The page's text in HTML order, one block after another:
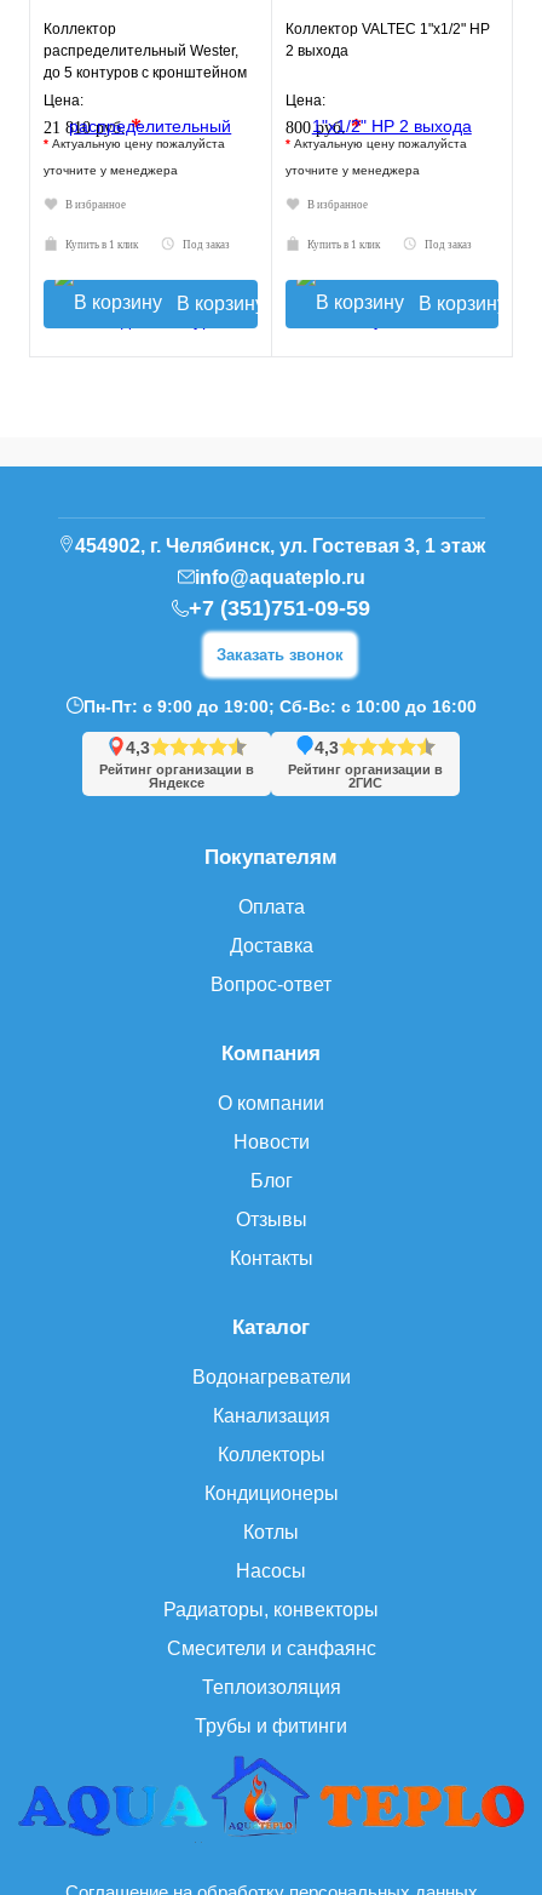
Коллектор
распределительный Wester,
до 5 контуров с кронштейном
0-050120
Цена:
21 810 руб.*
* Актуальную цену пожалуйста
уточните у менеджера
В избранное
Купить в 1 клик Под заказ
В корзину
Коллектор VALTEC 1"х1/2" НР
2 выхода
Цена:
800 руб.*
* Актуальную цену пожалуйста
уточните у менеджера
В избранное
Купить в 1 клик Под заказ
В корзину
Каталог
Водонагреватели
Канализация
Коллекторы
Кондиционеры
Котлы
Насосы
Радиаторы, конвекторы
Смесители и санфаянс
Теплоизоляция
Трубы и фитинги
Компания
О компании
Новости
Блог
Отзывы
Контакты
Покупателям
Оплата
Доставка
Вопрос-ответ
454902, г. Челябинск, ул. Гостевая 3, 1 этаж
info@aquateplo.ru
+7 (351)751-09-59
Заказать звонок
Пн-Пт: с 9:00 до 19:00; Сб-Вс: с 10:00 до 16:00
4,3
Рейтинг организации в
Яндексе
4,3
Рейтинг организации в
2ГИС